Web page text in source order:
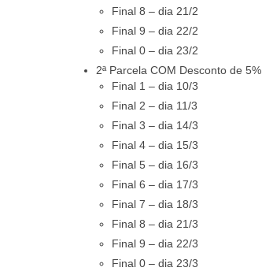
Final 8 – dia 21/2
Final 9 – dia 22/2
Final 0 – dia 23/2
2ª Parcela COM Desconto de 5%
Final 1 – dia 10/3
Final 2 – dia 11/3
Final 3 – dia 14/3
Final 4 – dia 15/3
Final 5 – dia 16/3
Final 6 – dia 17/3
Final 7 – dia 18/3
Final 8 – dia 21/3
Final 9 – dia 22/3
Final 0 – dia 23/3